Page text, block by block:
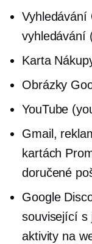
Vyhledávání
vyhledávání
Karta
Obrázky
YouTube
Gmail,
kartách
doručené
Google
související s
aktivity na